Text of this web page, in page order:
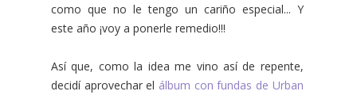
como que no le tengo un cariño especial... Y
este año ¡voy a ponerle remedio!!!
Así que, como la idea me vino así de repente,
decidí aprovechar el álbum con fundas de Urban